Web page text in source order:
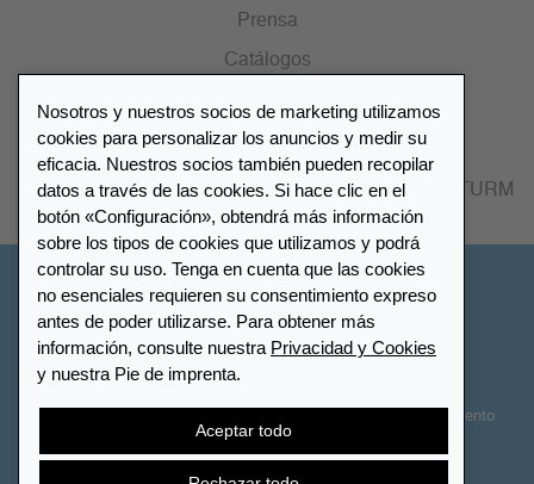
Prensa
Catálogos
Lista de distribuidores
Encuentre su distribuidor más cercano LEUCHTTURM
Nosotros y nuestros socios de marketing utilizamos
cookies para personalizar los anuncios y medir su
eficacia. Nuestros socios también pueden recopilar
datos a través de las cookies. Si hace clic en el
botón «Configuración», obtendrá más información
sobre los tipos de cookies que utilizamos y podrá
controlar su uso. Tenga en cuenta que las cookies
no esenciales requieren su consentimiento expreso
antes de poder utilizarse. Para obtener más
información, consulte nuestra Privacidad y Cookies
y nuestra Pie de imprenta.
Aceptar todo
Configuración de cookies Privacidad y Cookies
Declaración de accesibilidad
Derecho de desistimiento
Cancelar contrato